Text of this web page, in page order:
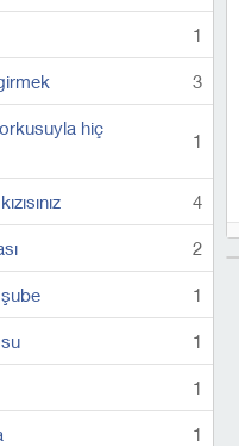
1
3
hiç
1
4
2
1
1
1
1